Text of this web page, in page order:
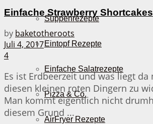
Suppenrezepte
Eintopf Rezepte
Einfache Salatrezepte
Pizza & Co.
AirFryer Rezepte
Einfache Strawberry Shortcakes
by baketotheroots
Juli 4, 2017
4
Es ist Erdbeerzeit und was liegt da
diesen kleinen roten Dingern zu
Man kommt eigentlich nicht
diesem Grund ...